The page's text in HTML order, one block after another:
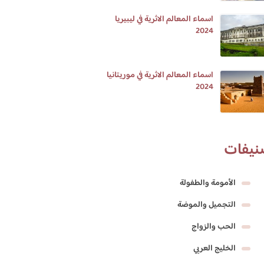
اسماء المعالم الاثرية في ليبيريا
2024
اسماء المعالم الاثرية في موريتانيا
2024
الأمومة والطفولة
التجميل والموضة
الحب والزواج
الخليج العربي